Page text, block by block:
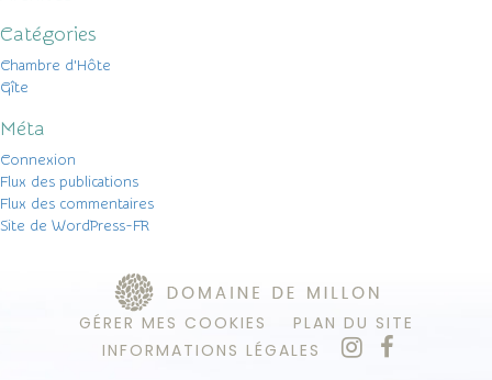
Catégories
Chambre d'Hôte
Gîte
Méta
Connexion
Flux des publications
Flux des commentaires
Site de WordPress-FR
GÉRER MES COOKIES
PLAN DU SITE
INFORMATIONS LÉGALES